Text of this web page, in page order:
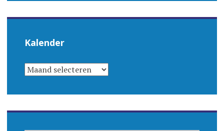
Kalender
KALENDER